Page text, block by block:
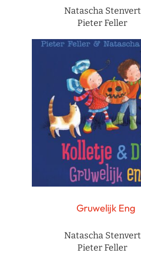
Natascha Stenvert
Pieter Feller
Gruwelijk Eng
Natascha Stenvert
Pieter Feller